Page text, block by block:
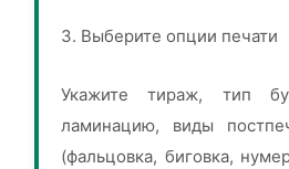
3. Выберите опции печати
Укажите тираж, тип
ламинацию, виды
(фальцовка, биговка,